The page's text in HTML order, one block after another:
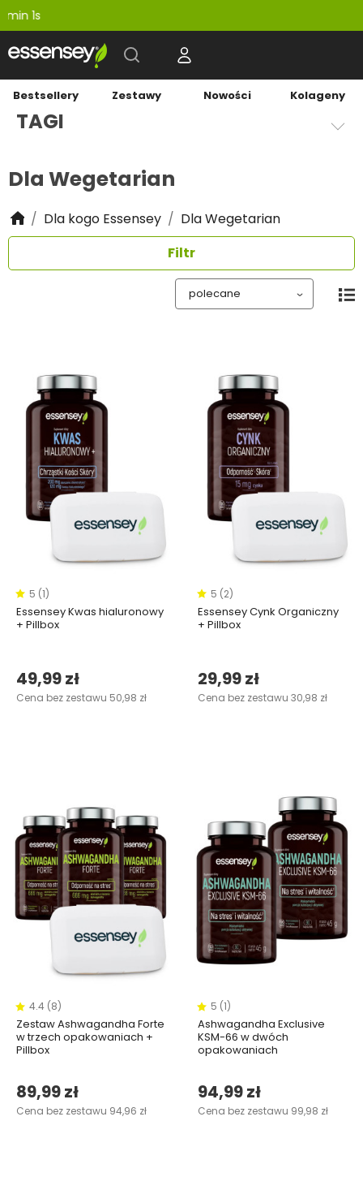
Bestsellery Zestawy Nowości Kolageny
TAGI
Dla Wegetarian
Dla kogo Essensey
Dla Wegetarian
Filtr
5 (1)
Essensey Kwas hialuronowy
+ Pillbox
49,99 zł
Cena bez zestawu 50,98 zł
5 (2)
Essensey Cynk Organiczny
+ Pillbox
29,99 zł
Cena bez zestawu 30,98 zł
4.4 (8)
Zestaw Ashwagandha Forte
w trzech opakowaniach +
Pillbox
89,99 zł
Cena bez zestawu 94,96 zł
5 (1)
Ashwagandha Exclusive
KSM-66 w dwóch
opakowaniach
94,99 zł
Cena bez zestawu 99,98 zł